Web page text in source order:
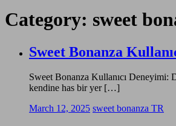
Category: sweet
Sweet Bonanza
Sweet Bonanza Kullanıcı Deneyimi:
kendine has bir yer […]
March 12, 2025 sweet bonanza TR